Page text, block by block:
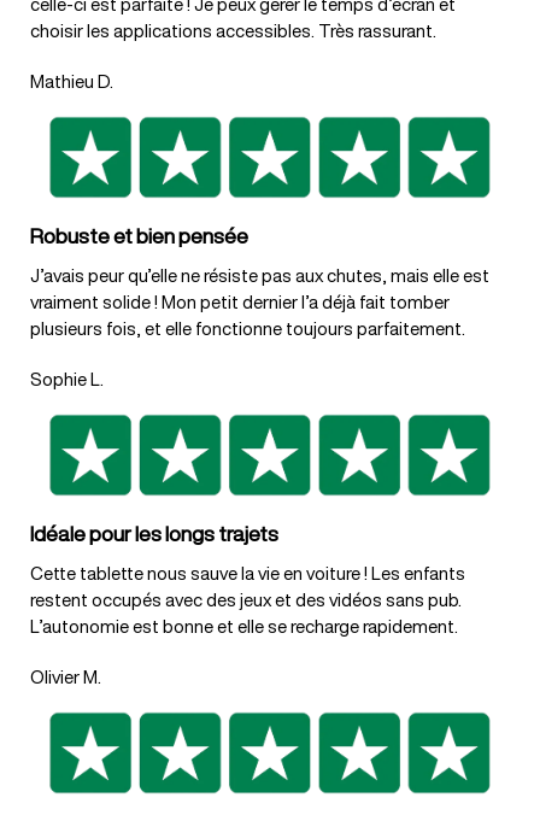
choisir les applications accessibles. Très rassurant.
Mathieu D.
Robuste et bien pensée
J’avais peur qu’elle ne résiste pas aux chutes, mais elle est
vraiment solide ! Mon petit dernier l’a déjà fait tomber
plusieurs fois, et elle fonctionne toujours parfaitement.
Sophie L.
Idéale pour les longs trajets
Cette tablette nous sauve la vie en voiture ! Les enfants
restent occupés avec des jeux et des vidéos sans pub.
L’autonomie est bonne et elle se recharge rapidement.
Olivier M.